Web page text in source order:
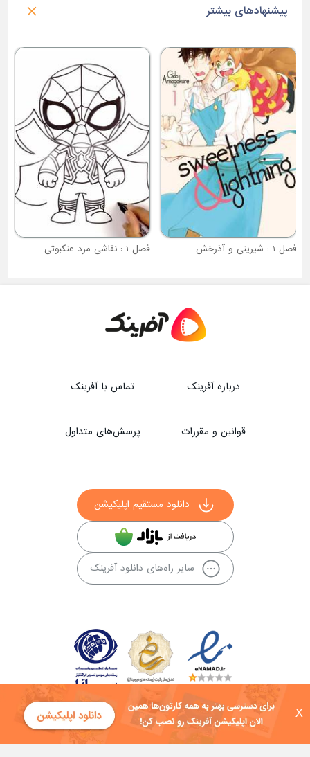
X
پیشنهادهای بیشتر
فصل 1 : شیرینی و آذرخش فصل 1 : نقاشی مرد عنکبوتی
درباره آفرینک تماس با آفرینک
قوانین و مقررات پرسش‌های متداول
دانلود مستقیم اپلیکیشن
سایر راه‌های دانلود آفرینک
کلیه حقوق این سایت به شرکت توسعه فناوی هفت آسمان توکان تعلق دارد و